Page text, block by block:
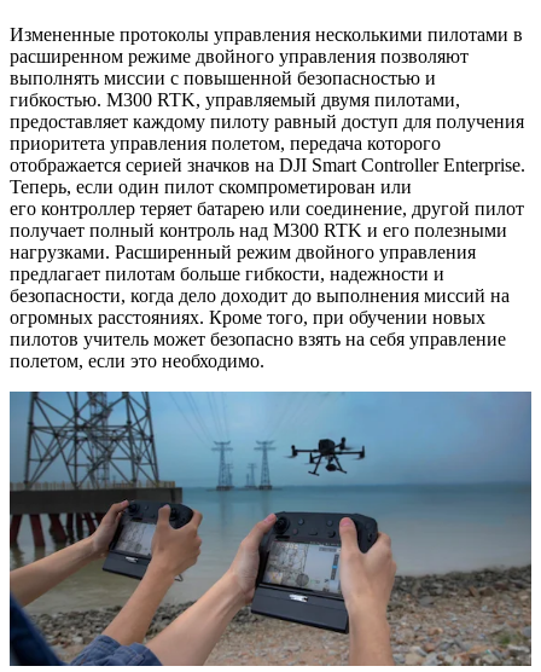
Измененные протоколы управления несколькими пилотами в
расширенном режиме двойного управления позволяют
выполнять миссии с повышенной безопасностью и
гибкостью. M300 RTK, управляемый двумя пилотами,
предоставляет каждому пилоту равный доступ для получения
приоритета управления полетом, передача которого
отображается серией значков на DJI Smart Controller Enterprise.
Теперь, если один пилот скомпрометирован или
его контроллер теряет батарею или соединение, другой пилот
получает полный контроль над M300 RTK и его полезными
нагрузками. Расширенный режим двойного управления
предлагает пилотам больше гибкости, надежности и
безопасности, когда дело доходит до выполнения миссий на
огромных расстояниях. Кроме того, при обучении новых
пилотов учитель может безопасно взять на себя управление
полетом, если это необходимо.